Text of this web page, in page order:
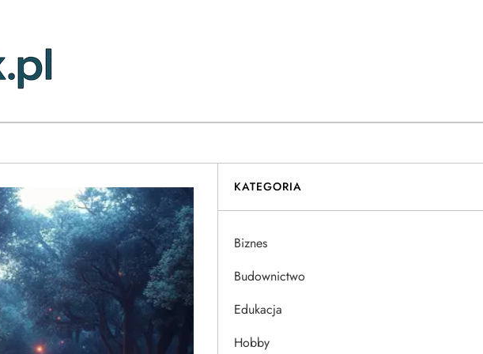
KATEGORIA
Biznes
Budownictwo
Edukacja
Hobby